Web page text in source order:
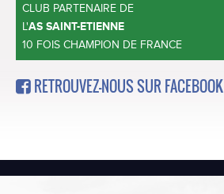
CLUB PARTENAIRE DE
L'AS SAINT-ETIENNE
10 FOIS CHAMPION DE FRANCE
RETROUVEZ-NOUS SUR FACEBOOK